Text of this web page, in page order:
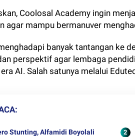
Coolosal Academy ingin
agar mampu bermanuver
banyak tantangan ke
perspektif agar lembaga
AI. Salah satunya melalui
Stunting, Alfamidi Boyolali